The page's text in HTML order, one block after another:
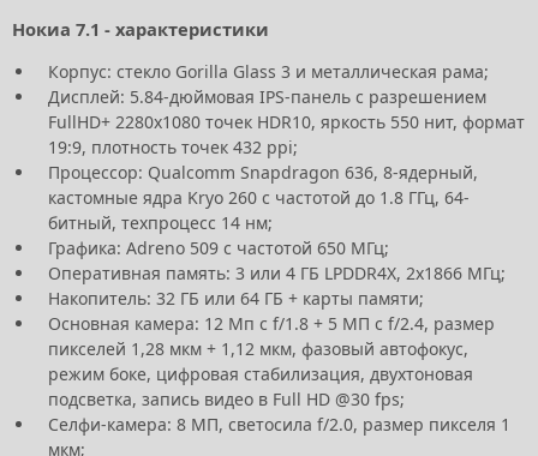
Нокиа 7.1 - характеристики
Корпус: стекло Gorilla Glass 3 и металлическая рама;
Дисплей: 5.84-дюймовая IPS-панель с разрешением
FullHD+ 2280х1080 точек HDR10, яркость 550 нит, формат
19:9, плотность точек 432 ppi;
Процессор: Qualcomm Snapdragon 636, 8-ядерный,
кастомные ядра Kryo 260 с частотой до 1.8 ГГц, 64-
битный, техпроцесс 14 нм;
Графика: Adreno 509 с частотой 650 МГц;
Оперативная память: 3 или 4 ГБ LPDDR4X, 2х1866 МГц;
Накопитель: 32 ГБ или 64 ГБ + карты памяти;
Основная камера: 12 Мп с f/1.8 + 5 МП с f/2.4, размер
пикселей 1,28 мкм + 1,12 мкм, фазовый автофокус,
режим боке, цифровая стабилизация, двухтоновая
подсветка, запись видео в Full HD @30 fps;
Селфи-камера: 8 МП, светосила f/2.0, размер пикселя 1
мкм;